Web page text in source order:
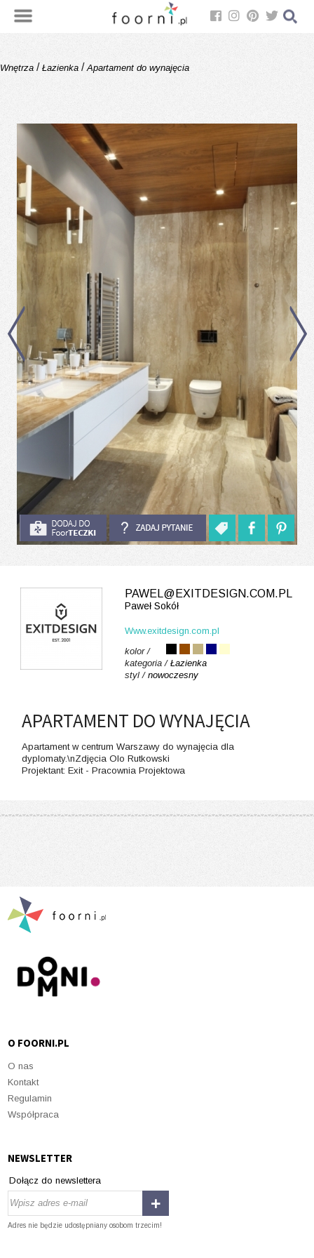
Wnętrza / Łazienka / Apartament do wynajęcia
PAWEL@EXITDESIGN.COM.PL
Paweł Sokół
Www.exitdesign.com.pl
kolor /
kategoria / Łazienka
styl / nowoczesny
APARTAMENT DO WYNAJĘCIA
Apartament w centrum Warszawy do wynajęcia dla
dyplomaty.\nZdjęcia Olo Rutkowski
Projektant: Exit - Pracownia Projektowa
O FOORNI.PL
O nas
Kontakt
Regulamin
Współpraca
NEWSLETTER
Dołącz do newslettera
Adres nie będzie udostępniany osobom trzecim!